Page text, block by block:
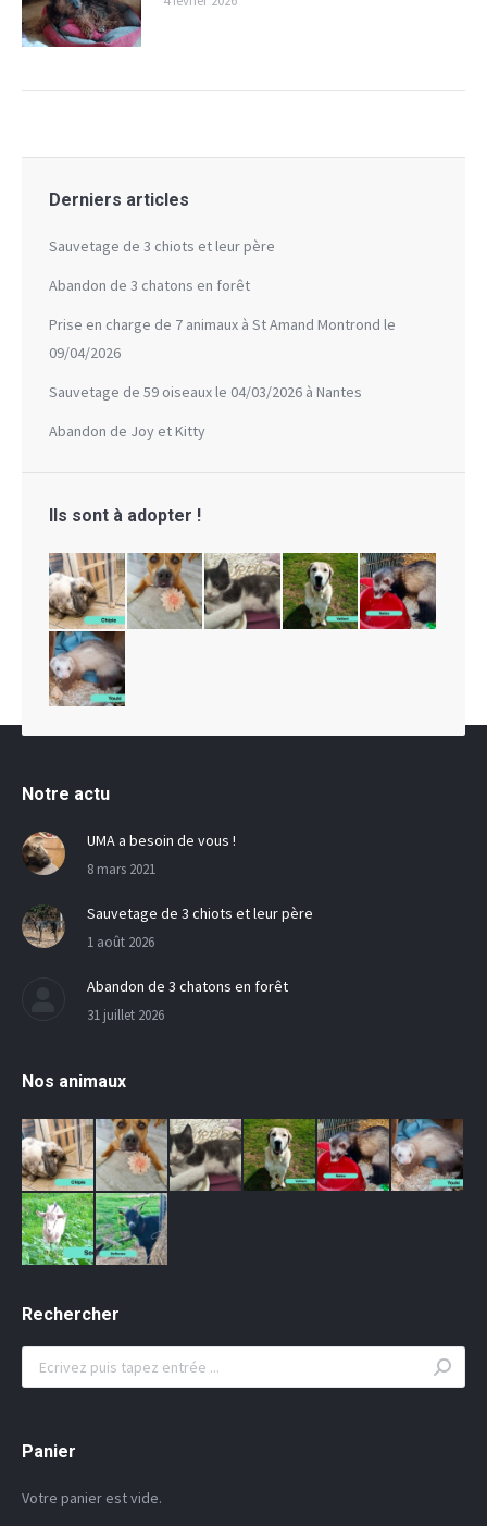
Derniers articles
Sauvetage de 3 chiots et leur père
Abandon de 3 chatons en forêt
Prise en charge de 7 animaux à St Amand Montrond le
09/04/2026
Sauvetage de 59 oiseaux le 04/03/2026 à Nantes
Abandon de Joy et Kitty
Ils sont à adopter !
Notre actu
UMA a besoin de vous !
8 mars 2021
Sauvetage de 3 chiots et leur père
1 août 2026
Abandon de 3 chatons en forêt
31 juillet 2026
Nos animaux
Rechercher
Search:
Panier
Votre panier est vide.